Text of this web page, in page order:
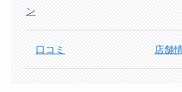
ン
口コミ 店舗